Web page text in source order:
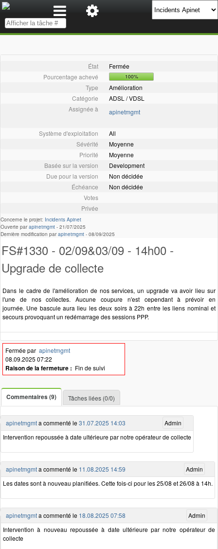
État
Fermée
Pourcentage achevé
100%
Type
Amélioration
Catégorie
ADSL / VDSL
Assignée à
apinetmgmt
Système d'exploitation
All
Sévérité
Moyenne
Priorité
Moyenne
Basée sur la version
Development
Due pour la version
Non décidée
Échéance
Non décidée
Votes
Privée
Concerne le projet: Incidents Apinet
Ouverte parapinetmgmt - 21/07/2025
Dernière modification parapinetmgmt - 08/09/2025
FS#1330 - 02/09&03/09 - 14h00 -
Upgrade de collecte
Dans le cadre de l'amélioration de nos services, un upgrade va avoir lieu sur
l'une de nos collectes. Aucune coupure n'est cependant à prévoir en
journée. Une bascule aura lieu les deux soirs à 22h entre les liens nominal et
secours provoquant un redémarrage des sessions PPP.
Fermée par apinetmgmt
08.09.2025 07:22
Raison de la fermeture : Fin de suivi
Commentaires (9) Tâches liées (0/0)
Admin
apinetmgmta commenté le31.07.2025 14:03
Intervention repoussée à date ultérieure par notre opérateur de collecte
Admin
apinetmgmta commenté le 11.08.2025 14:59
Les dates sont à nouveau planifiées. Cette fois-ci pour les 25/08 et 26/08 à 14h.
Admin
apinetmgmta commenté le 18.08.2025 07:58
Intervention à nouveau repoussée à date ultérieure par notre opérateur de
collecte